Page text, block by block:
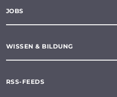
JOBS
WISSEN & BILDUNG
RSS-FEEDS